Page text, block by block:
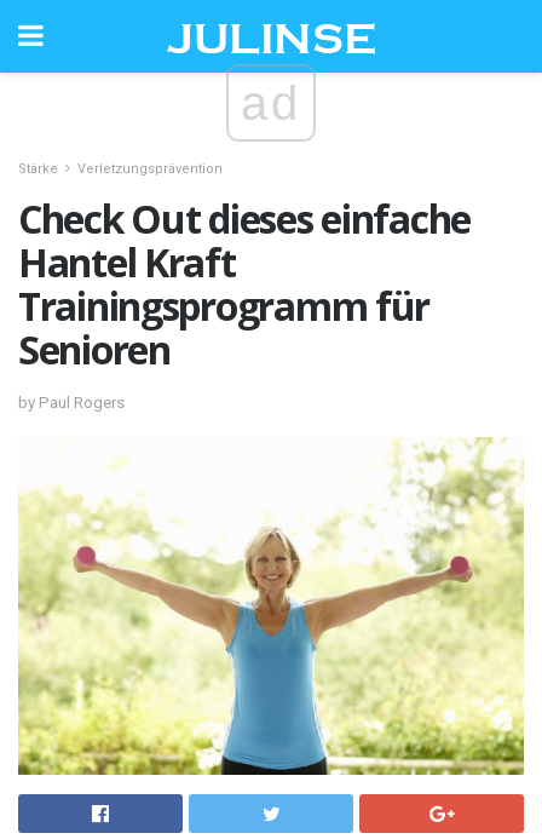
ad
Stärke Verletzungsprävention
Check Out dieses einfache
Hantel Kraft
Trainingsprogramm für
Senioren
by Paul Rogers